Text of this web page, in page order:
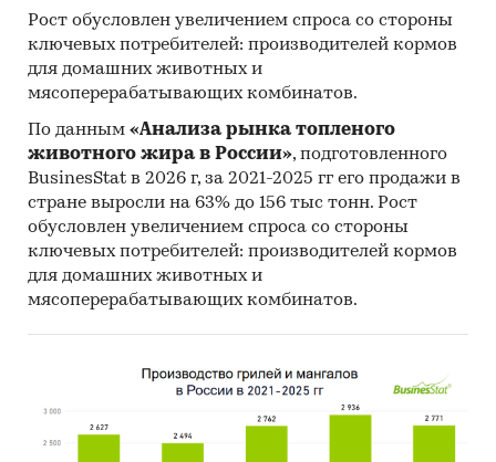
экспортеров покупает Беларусь (более 51%),
крупнейший покупатель - ZF ACTIVE SAFETY
FRANCE S.A.S.
Данные игроков ВЭД:
Также в исследовании представлена
информация об участниках ВЭД с объемами
поставок:
- Рейтинг крупнейших российских импортеров
и зарубежных поставщиков
- Рейтинг ведущих российских экспортеров и
зарубежных покупателей
Единицы измерения:
рассчитаны в тоннах, стоимостные - в
долларах и рублях
География исследования:
Рост обусловлен увеличением спроса со стороны
ключевых потребителей: производителей кормов
для домашних животных и
мясоперерабатывающих комбинатов.
По данным «Анализа рынка топленого
животного жира в России», подготовленного
BusinesStat в 2026 г, за 2021-2025 гг его продажи в
стране выросли на 63% до 156 тыс тонн. Рост
обусловлен увеличением спроса со стороны
ключевых потребителей: производителей кормов
для домашних животных и
мясоперерабатывающих комбинатов.